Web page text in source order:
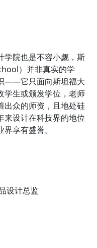
学院也是不容小觑，斯
）并非真实的学
——它只面向斯坦福大
学生或颁发学位，老师
出众的师资，且地处硅
来设计在科技界的地位
享有盛誉。
设计总监